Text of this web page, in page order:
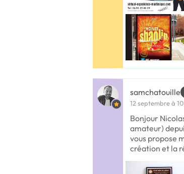
samchatouille
12 septembre à
Bonjour
amateur)
vous propose
création et la